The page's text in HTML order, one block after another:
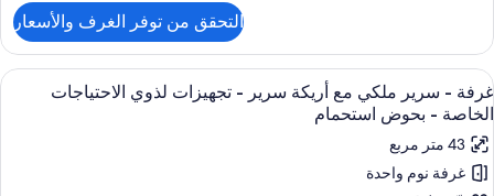
تجهيزات
لذوي
الاحتياجات
الخاصة
(Roll-
in
Shower)
غرفة
سرير
ملكي
أريكة
سرير
التحقق من توفر الغرف والأسعار
استعراض
جميع
صور
غرفة
-
خزنة داخل الغرفة ومكتب ومساحة عمل
5
غرفة - سرير ملكي مع أريكة سرير - تجهيزات لذوي الاحتياجات
الخاصة - بحوض استحمام
43 متر مربع
غرفة نوم واحدة